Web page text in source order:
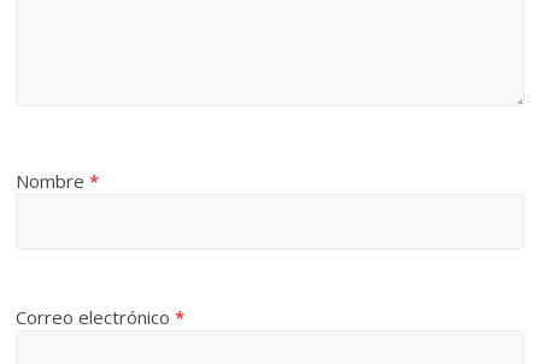
Nombre*
Correo electrónico*